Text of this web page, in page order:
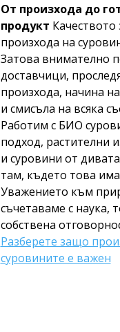
От произхода до
продукт Качеството
произхода на
Затова внимателно
доставчици,
произхода, начина
и смисъла на всяка
Работим с БИО
подход, растителни
и суровини от
там, където това
Уважението към
съчетаваме с наука,
собствена
Разберете защо
суровините е важен